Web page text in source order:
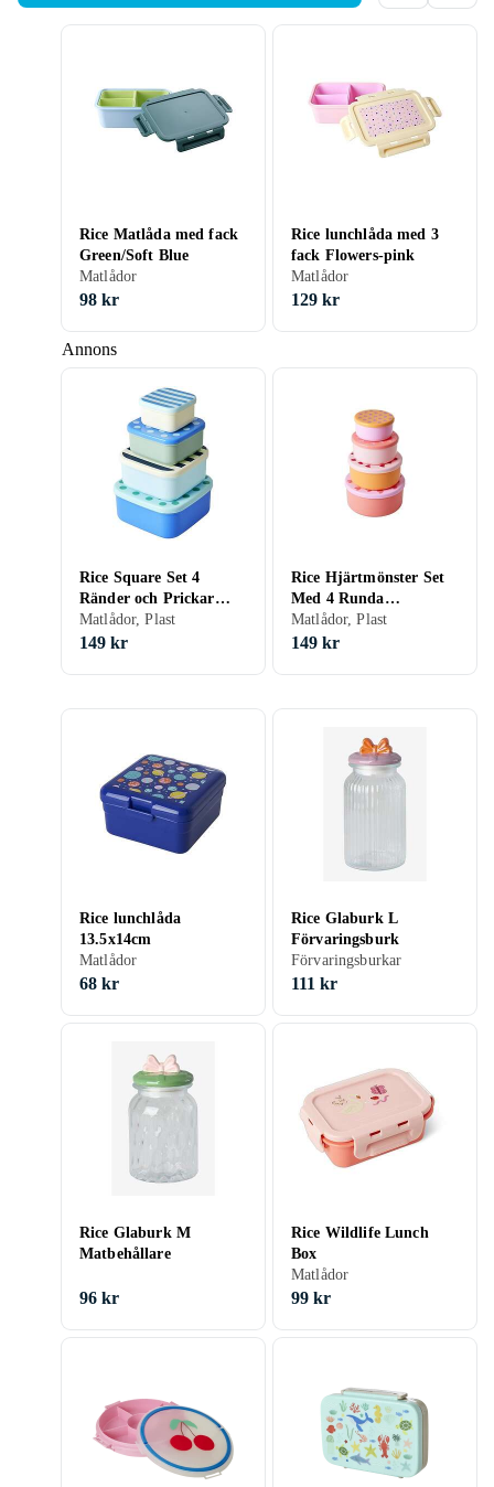
Annons
Rice Matlåda med fack
Green/Soft Blue
Matlådor
98 kr
Rice lunchlåda med 3
fack Flowers-pink
Matlådor
129 kr
Rice Square Set 4
Ränder och Prickar
Mönster Plast Matlåda
FBOX-4ZSQ-One Size
Matlådor, Plast
149 kr
Rice Hjärtmönster Set
Med 4 Runda
Plastmatlådor FBOX-
4ZRNHEA-One Size
Matlådor, Plast
149 kr
Rice lunchlåda
13.5x14cm
Matlådor
68 kr
Rice Glaburk L
Förvaringsburk
Förvaringsburkar
111 kr
Rice Glaburk M
Matbehållare
96 kr
Rice Wildlife Lunch
Box
Matlådor
99 kr